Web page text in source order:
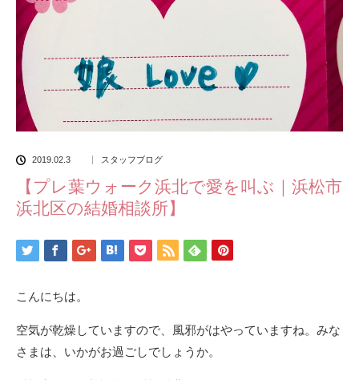
2019.02.3 スタッフブログ
【プレ葉ウォーク浜北で愛を叫ぶ｜浜松市
浜北区の結婚相談所】
こんにちは。
空気が乾燥していますので、風邪がはやっていますね。みな
さまは、いかがお過ごしでしょうか。